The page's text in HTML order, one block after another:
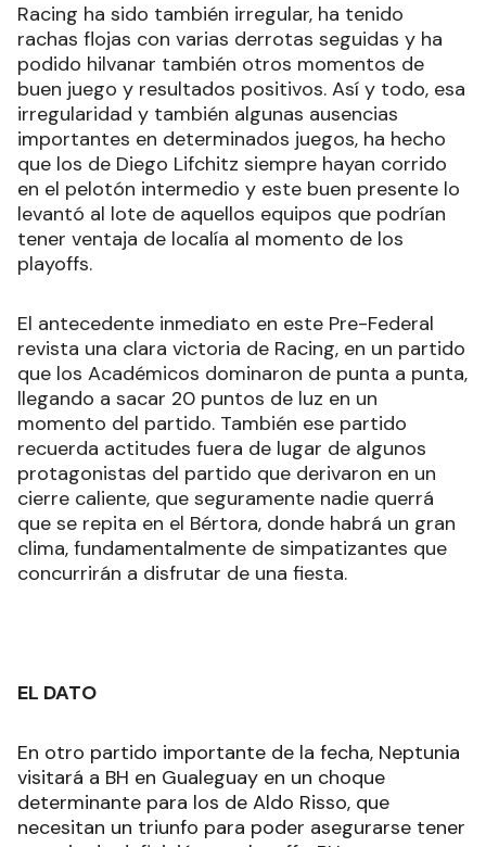
Racing ha sido también irregular, ha tenido
rachas flojas con varias derrotas seguidas y ha
podido hilvanar también otros momentos de
buen juego y resultados positivos. Así y todo, esa
irregularidad y también algunas ausencias
importantes en determinados juegos, ha hecho
que los de Diego Lifchitz siempre hayan corrido
en el pelotón intermedio y este buen presente lo
levantó al lote de aquellos equipos que podrían
tener ventaja de localía al momento de los
playoffs.
El antecedente inmediato en este Pre-Federal
revista una clara victoria de Racing, en un partido
que los Académicos dominaron de punta a punta,
llegando a sacar 20 puntos de luz en un
momento del partido. También ese partido
recuerda actitudes fuera de lugar de algunos
protagonistas del partido que derivaron en un
cierre caliente, que seguramente nadie querrá
que se repita en el Bértora, donde habrá un gran
clima, fundamentalmente de simpatizantes que
concurrirán a disfrutar de una fiesta.
EL DATO
En otro partido importante de la fecha, Neptunia
visitará a BH en Gualeguay en un choque
determinante para los de Aldo Risso, que
necesitan un triunfo para poder asegurarse tener